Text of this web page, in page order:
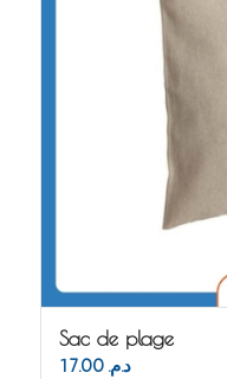
Sac de plage
د.م. 17.00